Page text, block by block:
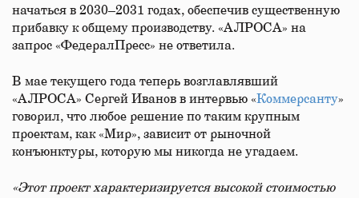
начаться в 2030–2031 годах, обеспечив существенную
прибавку к общему производству. «АЛРОСА» на
запрос «ФедералПресс» не ответила.
В мае текущего года теперь возглавлявший
«АЛРОСА» Сергей Иванов в интервью « Коммерсанту»
говорил, что любое решение по таким крупным
проектам, как «Мир», зависит от рыночной
конъюнктуры, которую мы никогда не угадаем.
«Этот проект характеризируется высокой стоимостью